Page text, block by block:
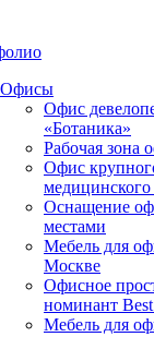
Офисы
Офис
«Ботаника»
Рабочая зона
Офис
Оснащение
местами
Мебель для
Москве
Офисное
номинант
Мебель для